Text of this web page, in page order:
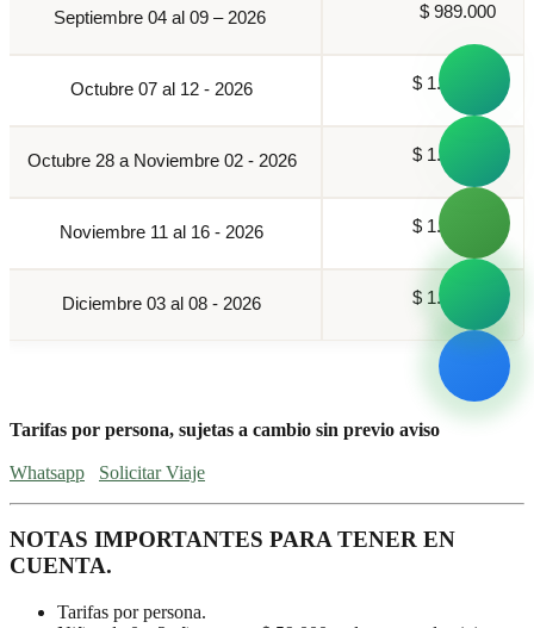
Septiembre 04 al 09 – 2026 $ 989.000
Octubre 07 al 12 - 2026 $ 1.099.000
Octubre 28 a Noviembre 02 - 2026 $ 1.099.000
Noviembre 11 al 16 - 2026 $ 1.099.000
Diciembre 03 al 08 - 2026 $ 1.099.000
Tarifas por persona, sujetas a cambio sin previo aviso
Whatsapp Solicitar Viaje
NOTAS IMPORTANTES PARA TENER EN
CUENTA.
Tarifas por persona.